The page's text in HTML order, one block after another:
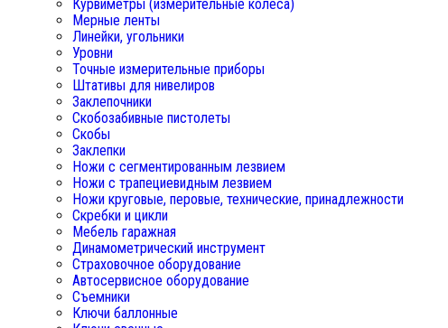
Курвиметры (измерительные колеса)
Мерные ленты
Линейки, угольники
Уровни
Точные измерительные приборы
Штативы для нивелиров
Заклепочники
Скобозабивные пистолеты
Скобы
Заклепки
Ножи с сегментированным лезвием
Ножи с трапециевидным лезвием
Ножи круговые, перовые, технические, принадлежности
Скребки и цикли
Мебель гаражная
Динамометрический инструмент
Страховочное оборудование
Автосервисное оборудование
Съемники
Ключи баллонные